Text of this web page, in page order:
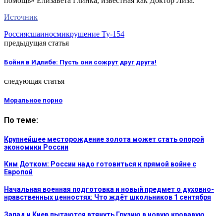
Источник
Россиясшаиносмикрушение Ту-154
предыдущая статья
Бойня в Идлибе: Пусть они сожрут друг друга!
следующая статья
Моральное порно
По теме:
Крупнейшее месторождение золота может стать опорой
экономики России
Ким Дотком: России надо готовиться к прямой войне с
Европой
Начальная военная подготовка и новый предмет о духовно-
нравственных ценностях: Что ждёт школьников 1 сентября
Запад и Киев пытаются втянуть Грузию в новую кровавую